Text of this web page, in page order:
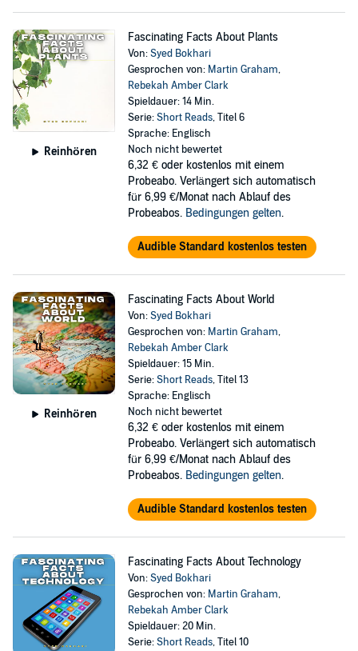
Reinhören
Fascinating Facts About Plants
Von:Syed Bokhari
Gesprochen von: Martin Graham,
Rebekah Amber Clark
Spieldauer: 14 Min.
Serie:Short Reads, Titel 6
Sprache: Englisch
Noch nicht bewertet
6,32 € oder kostenlos mit einem
Probeabo. Verlängert sich automatisch
für 6,99 €/Monat nach Ablauf des
Probeabos. Bedingungen gelten.
Audible Standard kostenlos testen
Reinhören
Fascinating Facts About World
Von:Syed Bokhari
Gesprochen von: Martin Graham,
Rebekah Amber Clark
Spieldauer: 15 Min.
Serie:Short Reads, Titel 13
Sprache: Englisch
Noch nicht bewertet
6,32 € oder kostenlos mit einem
Probeabo. Verlängert sich automatisch
für 6,99 €/Monat nach Ablauf des
Probeabos. Bedingungen gelten.
Audible Standard kostenlos testen
Fascinating Facts About Technology
Von:Syed Bokhari
Gesprochen von: Martin Graham,
Rebekah Amber Clark
Spieldauer: 20 Min.
Serie:Short Reads, Titel 10